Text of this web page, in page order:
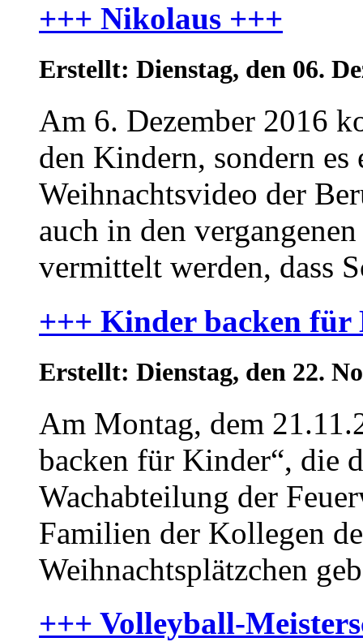
+++ Nikolaus +++
Erstellt: Dienstag, den 06.
Am 6. Dezember 2016
den Kindern, sondern es
Weihnachtsvideo der
auch in den
vermittelt werden, dass
+++ Kinder backen für
Erstellt: Dienstag, den 22.
Am Montag, dem
backen für Kinder“, die
Wachabteilung der
Familien der Kollegen
Weihnachtsplätzchen
+++ Volleyball-